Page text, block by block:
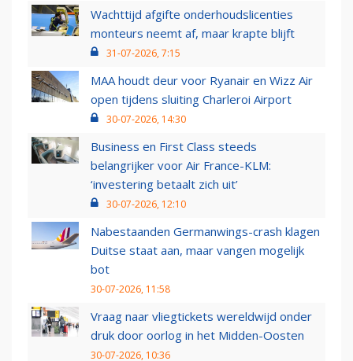
Wachttijd afgifte onderhoudslicenties
monteurs neemt af, maar krapte blijft
31-07-2026, 7:15
MAA houdt deur voor Ryanair en Wizz Air
open tijdens sluiting Charleroi Airport
30-07-2026, 14:30
Business en First Class steeds
belangrijker voor Air France-KLM:
‘investering betaalt zich uit’
30-07-2026, 12:10
Nabestaanden Germanwings-crash klagen
Duitse staat aan, maar vangen mogelijk
bot
30-07-2026, 11:58
Vraag naar vliegtickets wereldwijd onder
druk door oorlog in het Midden-Oosten
30-07-2026, 10:36